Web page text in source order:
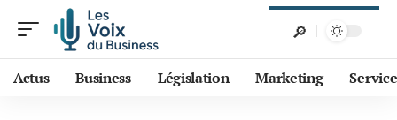
Actus Business Législation Marketing